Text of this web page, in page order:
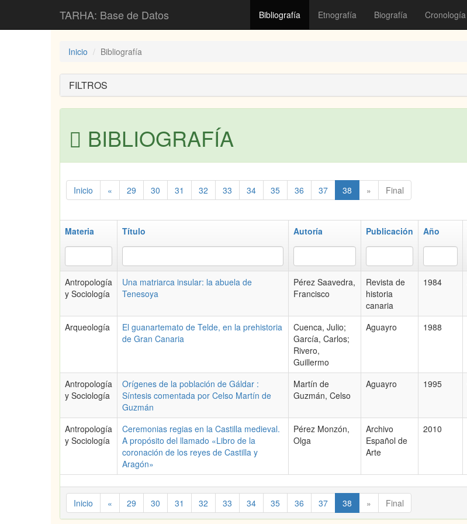
TARHA: Base de Datos Bibliografía Etnografía Biografía Cronología
Inicio Bibliografía
FILTROS
BIBLIOGRAFÍA
Inicio « 29 30 31 32 33 34 35 36 37 38 » Final
Materia Título Autoría Publicación Año
Antropología
y Sociología
Una matriarca insular: la abuela de
Tenesoya
Pérez Saavedra,
Francisco
Revista de
historia
canaria
1984
Arqueología
El guanartemato de Telde, en la prehistoria
de Gran Canaria
Cuenca, Julio;
García, Carlos;
Rivero,
Guillermo
Aguayro 1988
Antropología
y Sociología
Orígenes de la población de Gáldar :
Síntesis comentada por Celso Martín de
Guzmán
Martín de
Guzmán, Celso
Aguayro 1995
Antropología
y Sociología
Ceremonias regias en la Castilla medieval.
A propósito del llamado «Libro de la
coronación de los reyes de Castilla y
Aragón»
Pérez Monzón,
Olga
Archivo
Español de
Arte
2010
Inicio « 29 30 31 32 33 34 35 36 37 38 » Final